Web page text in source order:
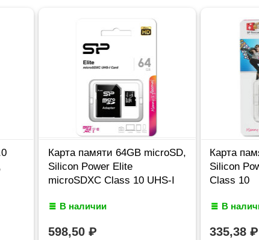
Карта памяти 64GB microSD,
Silicon Power Elite
microSDXC Class 10 UHS-I
В наличии
598,50 ₽
Карта
Silicon
Class 10
В
335,38₽